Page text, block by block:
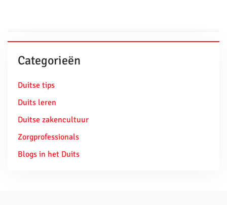
Categorieën
Duitse tips
Duits leren
Duitse zakencultuur
Zorgprofessionals
Blogs in het Duits